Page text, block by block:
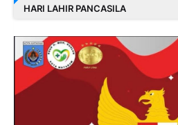
HARI LAHIR PANCASILA